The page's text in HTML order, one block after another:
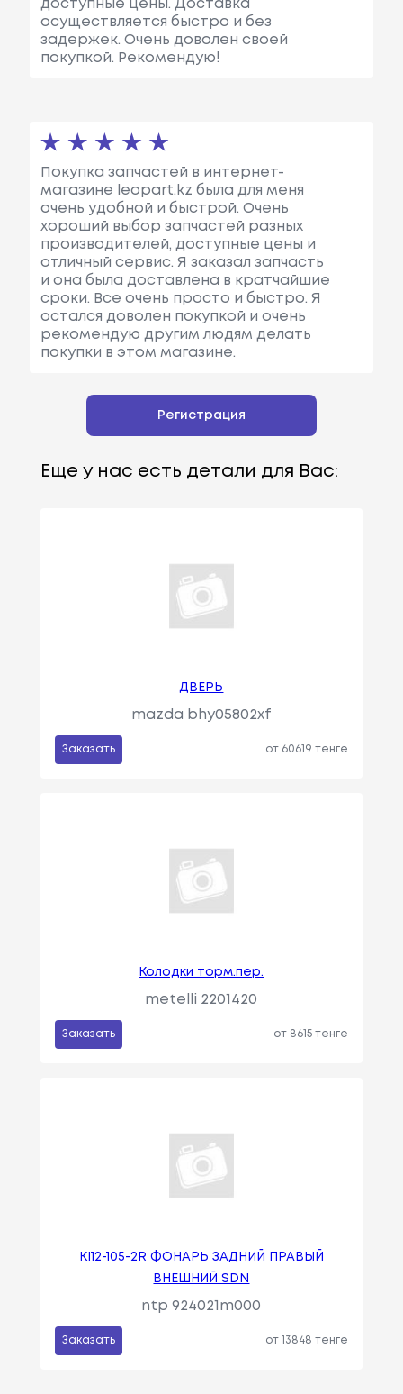
доступные цены. Доставка
осуществляется быстро и без
задержек. Очень доволен своей
покупкой. Рекомендую!
Покупка запчастей в интернет-
магазине leopart.kz была для меня
очень удобной и быстрой. Очень
хороший выбор запчастей разных
производителей, доступные цены и
отличный сервис. Я заказал запчасть
и она была доставлена в кратчайшие
сроки. Все очень просто и быстро. Я
остался доволен покупкой и очень
рекомендую другим людям делать
покупки в этом магазине.
Регистрация
Еще у нас есть детали для Вас:
ДВЕРЬ
mazda bhy05802xf
Заказать от 60619 тенге
Колодки торм.пер.
metelli 2201420
Заказать от 8615 тенге
KI12-105-2R ФОНАРЬ ЗАДНИЙ ПРАВЫЙ
ВНЕШНИЙ SDN
ntp 924021m000
Заказать от 13848 тенге